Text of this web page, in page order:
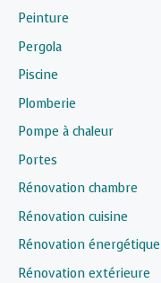
Peinture
Pergola
Piscine
Plomberie
Pompe à chaleur
Portes
Rénovation chambre
Rénovation cuisine
Rénovation énergétique
Rénovation extérieure